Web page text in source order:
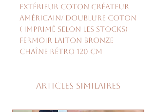
extérieur coton créateur
américain/ doublure coton
( imprimé selon les stocks)
fermoir laiton bronze
chaîne rétro 120 cm
Articles similaires